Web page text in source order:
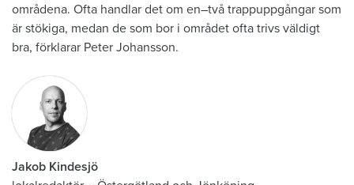
områdena. Ofta handlar det om en–två trappuppgångar som
är stökiga, medan de som bor i området ofta trivs väldigt
bra, förklarar Peter Johansson.
Jakob Kindesjö